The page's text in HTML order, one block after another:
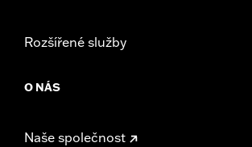
Rozšířené služby
O NÁS
Naše společnost